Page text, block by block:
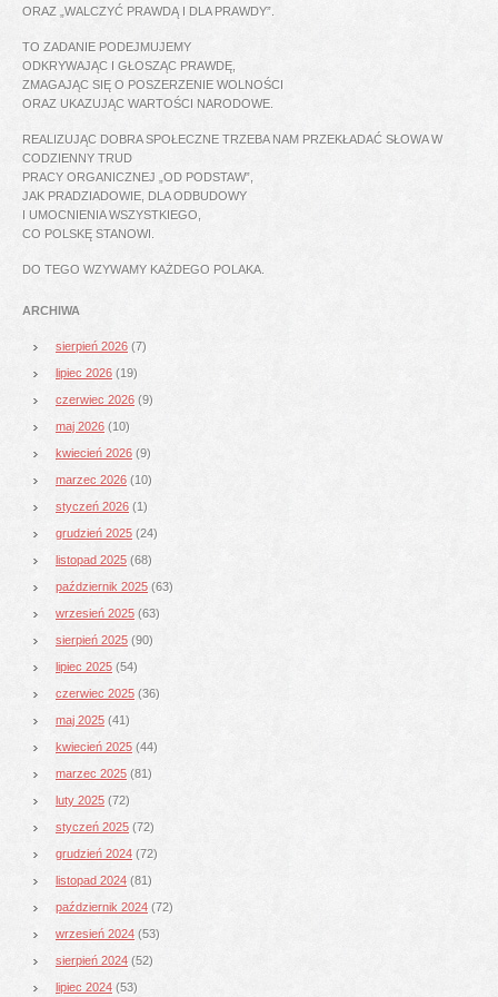
ORAZ „WALCZYĆ PRAWDĄ I DLA PRAWDY”.
TO ZADANIE PODEJMUJEMY
ODKRYWAJĄC I GŁOSZĄC PRAWDĘ,
ZMAGAJĄC SIĘ O POSZERZENIE WOLNOŚCI
ORAZ UKAZUJĄC WARTOŚCI NARODOWE.
REALIZUJĄC DOBRA SPOŁECZNE TRZEBA NAM PRZEKŁADAĆ SŁOWA W
CODZIENNY TRUD
PRACY ORGANICZNEJ „OD PODSTAW”,
JAK PRADZIADOWIE, DLA ODBUDOWY
I UMOCNIENIA WSZYSTKIEGO,
CO POLSKĘ STANOWI.
DO TEGO WZYWAMY KAŻDEGO POLAKA.
ARCHIWA
sierpień 2026 (7)
lipiec 2026 (19)
czerwiec 2026 (9)
maj 2026 (10)
kwiecień 2026 (9)
marzec 2026 (10)
styczeń 2026 (1)
grudzień 2025 (24)
listopad 2025 (68)
październik 2025 (63)
wrzesień 2025 (63)
sierpień 2025 (90)
lipiec 2025 (54)
czerwiec 2025 (36)
maj 2025 (41)
kwiecień 2025 (44)
marzec 2025 (81)
luty 2025 (72)
styczeń 2025 (72)
grudzień 2024 (72)
listopad 2024 (81)
październik 2024 (72)
wrzesień 2024 (53)
sierpień 2024 (52)
lipiec 2024 (53)